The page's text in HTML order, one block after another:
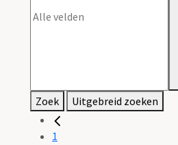
Zoek Uitgebreid zoeken
1